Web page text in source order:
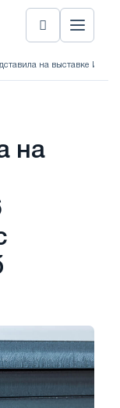
на выставке
на